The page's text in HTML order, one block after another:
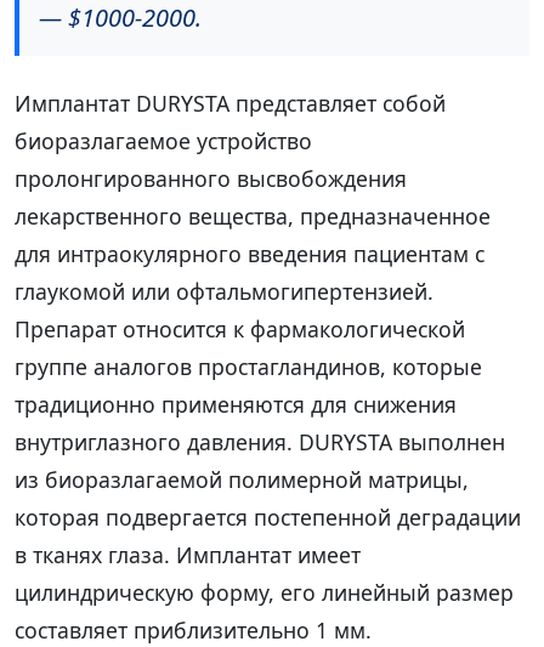
— $1000-2000.
Имплантат DURYSTA представляет собой
биоразлагаемое устройство
пролонгированного высвобождения
лекарственного вещества, предназначенное
для интраокулярного введения пациентам с
глаукомой или офтальмогипертензией.
Препарат относится к фармакологической
группе аналогов простагландинов, которые
традиционно применяются для снижения
внутриглазного давления. DURYSTA выполнен
из биоразлагаемой полимерной матрицы,
которая подвергается постепенной деградации
в тканях глаза. Имплантат имеет
цилиндрическую форму, его линейный размер
составляет приблизительно 1 мм.